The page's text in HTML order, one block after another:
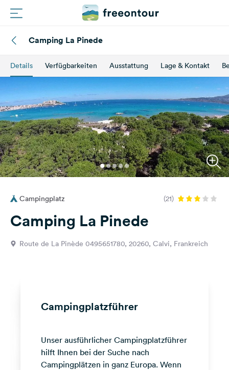
Routen
Plätze
Magazin
Partner
Registrieren
Einloggen
Fragen &
Feedback
Media
Facebook
Camping La Pinede
Details Verfügbarkeiten Ausstattung Lage & Kontakt
Campingplatz (21)
Camping La Pinede
Route de La Pinède 0495651780, 20260, Calvi, Frankreich
Campingplatzführer
Unser ausführlicher Campingplatzführer
hilft Ihnen bei der Suche nach
Campingplätzen in ganz Europa. Wenn